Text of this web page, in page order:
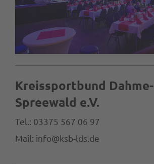
Kreissportbund Dahme-
Spreewald e.V.
Tel.: 03375 567 06 97
Mail: info@ksb-lds.de